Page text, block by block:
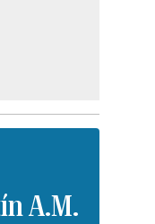
A.M.